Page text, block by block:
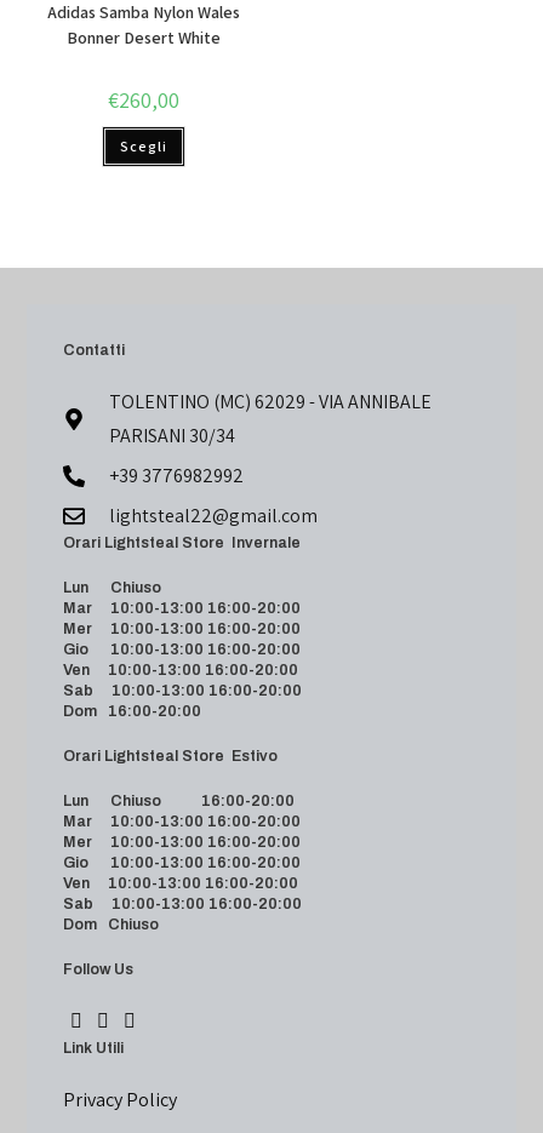
Adidas Samba Nylon Wales
Bonner Desert White
€260,00
Scegli
Contatti
TOLENTINO (MC) 62029 - VIA ANNIBALE
PARISANI 30/34
+39 3776982992
lightsteal22@gmail.com
Orari Lightsteal Store Invernale
Lun Chiuso
Mar 10:00-13:00 16:00-20:00
Mer 10:00-13:00 16:00-20:00
Gio 10:00-13:00 16:00-20:00
Ven 10:00-13:00 16:00-20:00
Sab 10:00-13:00 16:00-20:00
Dom 16:00-20:00
Orari Lightsteal Store Estivo
Lun Chiuso 16:00-20:00
Mar 10:00-13:00 16:00-20:00
Mer 10:00-13:00 16:00-20:00
Gio 10:00-13:00 16:00-20:00
Ven 10:00-13:00 16:00-20:00
Sab 10:00-13:00 16:00-20:00
Dom Chiuso
Follow Us
Link Utili
Privacy Policy